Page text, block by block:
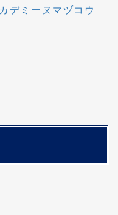
デミーヌマヅコウ